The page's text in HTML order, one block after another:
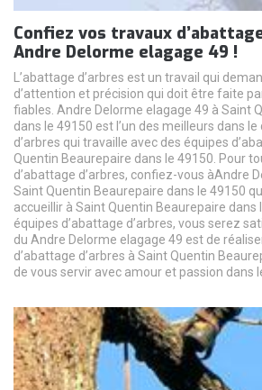
Confiez vos travaux
Andre Delorme elagage 49 !
L’abattage d’arbres est un travail qui
d’attention et précision qui doit être faite
fiables. Andre Delorme elagage 49 à Saint
dans le 49150 est l’un des meilleurs dans
d’arbres qui travaille avec des équipes
Quentin Beaurepaire dans le 49150. Pour
d’abattage d’arbres, confiez-vous àAndre
Saint Quentin Beaurepaire dans le 49150
accueillir à Saint Quentin Beaurepaire dans
équipes d’abattage d’arbres, vous serez
du Andre Delorme elagage 49 est de
d’abattage d’arbres à Saint Quentin
de vous servir avec amour et passion dans